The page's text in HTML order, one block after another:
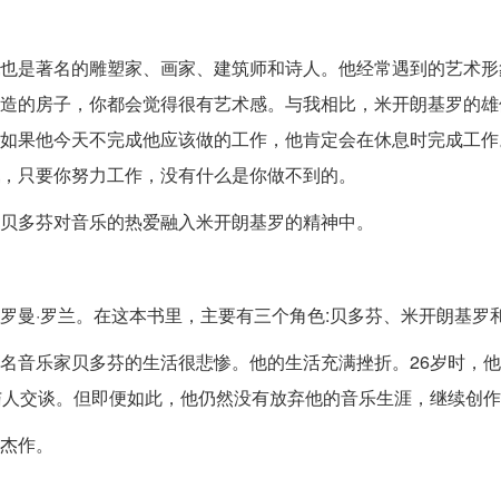
是著名的雕塑家、画家、建筑师和诗人。他经常遇到的艺术
的房子，你都会觉得很有艺术感。与我相比，米开朗基罗的
他今天不完成他应该做的工作，他肯定会在休息时完成工作
要你努力工作，没有什么是你做不到的。
芬对音乐的热爱融入米开朗基罗的精神中。
·罗兰。在这本书里，主要有三个角色:贝多芬、米开朗基罗和
音乐家贝多芬的生活很悲惨。他的生活充满挫折。26岁时，
谈。但即便如此，他仍然没有放弃他的音乐生涯，继续创作
作。